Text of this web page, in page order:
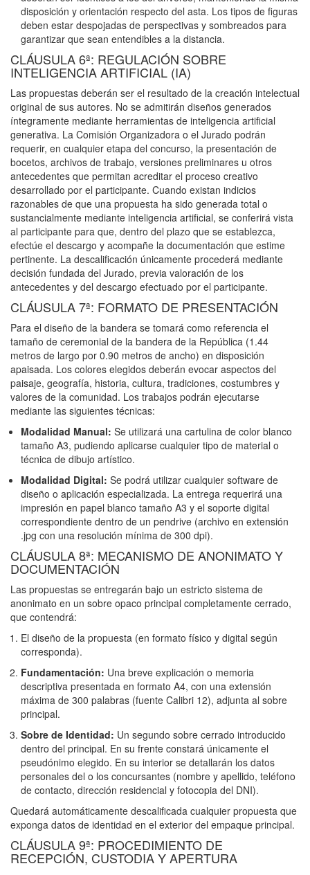
disposición y orientación respecto del asta. Los tipos de figuras
deben estar despojadas de perspectivas y sombreados para
garantizar que sean entendibles a la distancia.
CLÁUSULA 6ª: REGULACIÓN SOBRE
INTELIGENCIA ARTIFICIAL (IA)
Las propuestas deberán ser el resultado de la creación intelectual
original de sus autores. No se admitirán diseños generados
íntegramente mediante herramientas de inteligencia artificial
generativa. La Comisión Organizadora o el Jurado podrán
requerir, en cualquier etapa del concurso, la presentación de
bocetos, archivos de trabajo, versiones preliminares u otros
antecedentes que permitan acreditar el proceso creativo
desarrollado por el participante. Cuando existan indicios
razonables de que una propuesta ha sido generada total o
sustancialmente mediante inteligencia artificial, se conferirá vista
al participante para que, dentro del plazo que se establezca,
efectúe el descargo y acompañe la documentación que estime
pertinente. La descalificación únicamente procederá mediante
decisión fundada del Jurado, previa valoración de los
antecedentes y del descargo efectuado por el participante.
CLÁUSULA 7ª: FORMATO DE PRESENTACIÓN
Para el diseño de la bandera se tomará como referencia el
tamaño de ceremonial de la bandera de la República (1.44
metros de largo por 0.90 metros de ancho) en disposición
apaisada. Los colores elegidos deberán evocar aspectos del
paisaje, geografía, historia, cultura, tradiciones, costumbres y
valores de la comunidad. Los trabajos podrán ejecutarse
mediante las siguientes técnicas:
Modalidad Manual: Se utilizará una cartulina de color blanco
tamaño A3, pudiendo aplicarse cualquier tipo de material o
técnica de dibujo artístico.
Modalidad Digital: Se podrá utilizar cualquier software de
diseño o aplicación especializada. La entrega requerirá una
impresión en papel blanco tamaño A3 y el soporte digital
correspondiente dentro de un pendrive (archivo en extensión
.jpg con una resolución mínima de 300 dpi).
CLÁUSULA 8ª: MECANISMO DE ANONIMATO Y
DOCUMENTACIÓN
Las propuestas se entregarán bajo un estricto sistema de
anonimato en un sobre opaco principal completamente cerrado,
que contendrá:
El diseño de la propuesta (en formato físico y digital según
corresponda).
Fundamentación: Una breve explicación o memoria
descriptiva presentada en formato A4, con una extensión
máxima de 300 palabras (fuente Calibri 12), adjunta al sobre
principal.
Sobre de Identidad: Un segundo sobre cerrado introducido
dentro del principal. En su frente constará únicamente el
pseudónimo elegido. En su interior se detallarán los datos
personales del o los concursantes (nombre y apellido, teléfono
de contacto, dirección residencial y fotocopia del DNI).
Quedará automáticamente descalificada cualquier propuesta que
exponga datos de identidad en el exterior del empaque principal.
CLÁUSULA 9ª: PROCEDIMIENTO DE
RECEPCIÓN, CUSTODIA Y APERTURA